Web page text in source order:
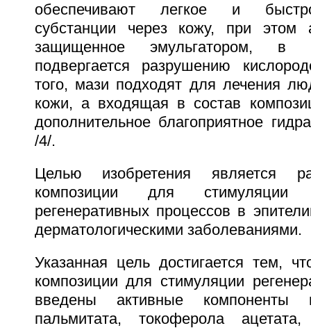
обеспечивают легкое и
субстанции через кожу, при этом
защищенное эмульгатором, в
подвергается разрушению
того, мази подходят для лечения
кожи, а входящая в состав
дополнительное благоприятное
/4/.
Целью изобретения является
композиции для стимуляции
регенеративных процессов в
дерматологическими заболеваниями.
Указанная цель достигается тем,
композиции для стимуляции
введены активные
пальмитата, токоферола ацетата,